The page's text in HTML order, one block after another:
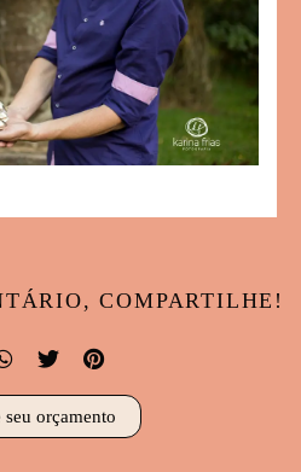
COMPARTILHE!
seu orçamento